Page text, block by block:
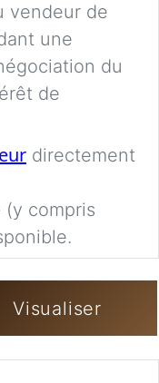
vendeur de
une
du
de
directement
(y compris
Visualiser